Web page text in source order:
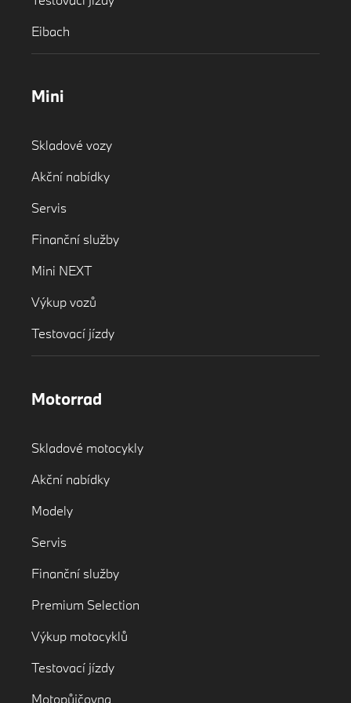
jan.sindelar@renocar.cz
Vedoucí poprodejních služeb
Mobil:
+420 777 345 996
E-mail:petr.sedlak@renocar.cz
Eibach
Mini
Skladové vozy
Akční nabídky
Servis
Finanční služby
Mini NEXT
Výkup vozů
Testovací jízdy
Motorrad
Skladové motocykly
Akční nabídky
Modely
Servis
Finanční služby
Premium Selection
Výkup motocyklů
Testovací jízdy
Motopůjčovna